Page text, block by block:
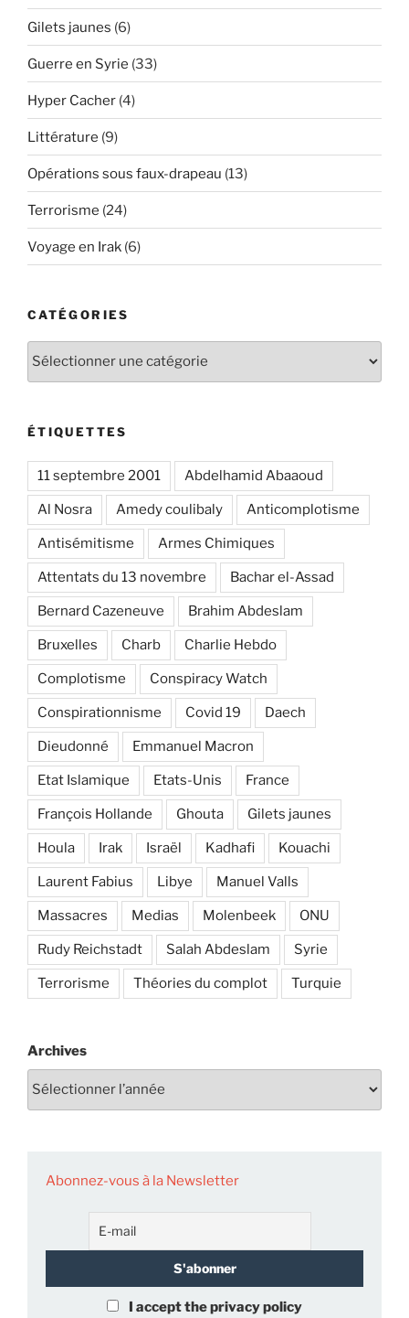
Gilets jaunes (6)
Guerre en Syrie (33)
Hyper Cacher (4)
Littérature (9)
Opérations sous faux-drapeau (13)
Terrorisme (24)
Voyage en Irak (6)
CATÉGORIES
ÉTIQUETTES
11 septembre 2001 Abdelhamid Abaaoud
Al Nosra Amedy coulibaly Anticomplotisme
Antisémitisme Armes Chimiques
Attentats du 13 novembre Bachar el-Assad
Bernard Cazeneuve Brahim Abdeslam
Bruxelles Charb Charlie Hebdo
Complotisme Conspiracy Watch
Conspirationnisme Covid 19 Daech
Dieudonné Emmanuel Macron
Etat Islamique Etats-Unis France
François Hollande Ghouta Gilets jaunes
Houla Irak Israël Kadhafi Kouachi
Laurent Fabius Libye Manuel Valls
Massacres Medias Molenbeek ONU
Rudy Reichstadt Salah Abdeslam Syrie
Terrorisme Théories du complot Turquie
Archives
Abonnez-vous à la Newsletter
I accept the privacy policy